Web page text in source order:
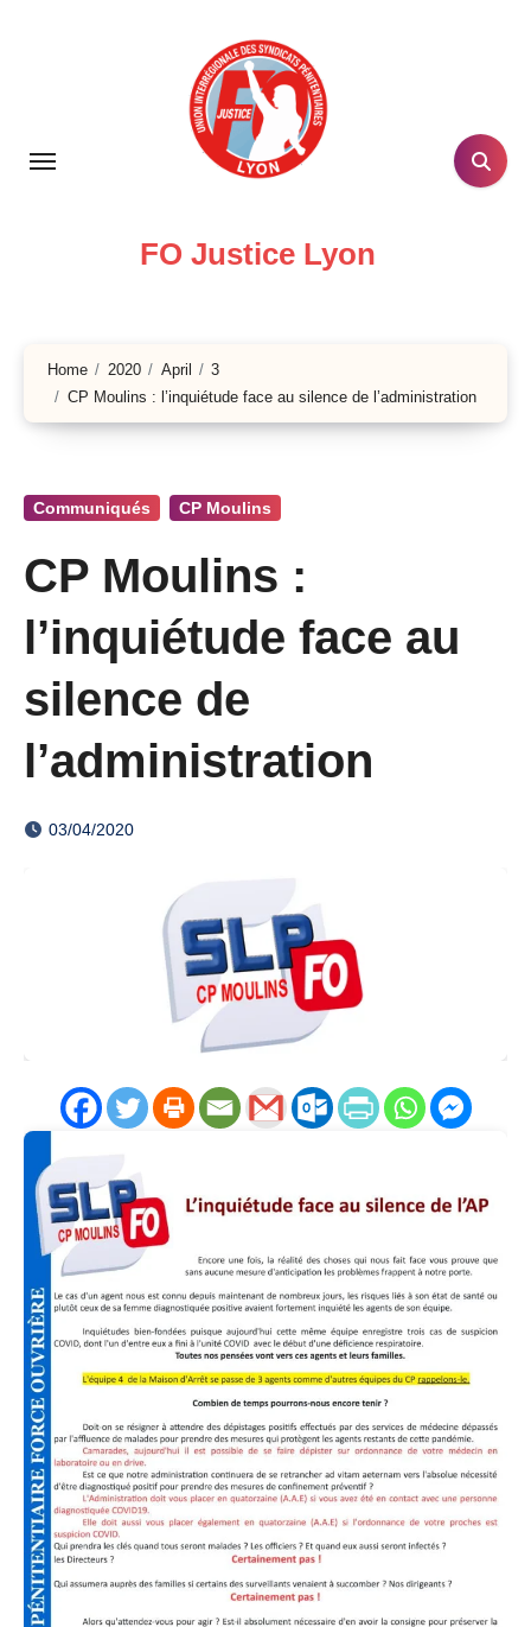
FO Justice Lyon
Home 2020 April
3
CP Moulins : l’inquiétude face au silence de l’administration
Communiqués CP Moulins
CP Moulins :
l’inquiétude face au
silence de
l’administration
03/04/2020